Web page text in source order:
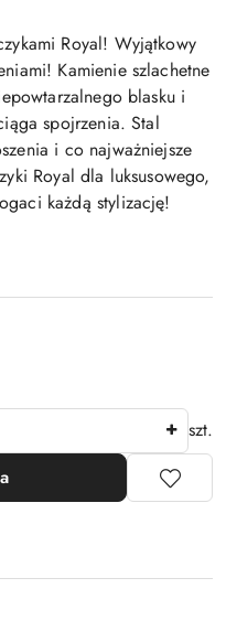
Royal! Wyjątkowy
Kamienie szlachetne
blasku i
spojrzenia. Stal
i co najważniejsze
Royal dla luksusowego,
każdą stylizację!
szt.